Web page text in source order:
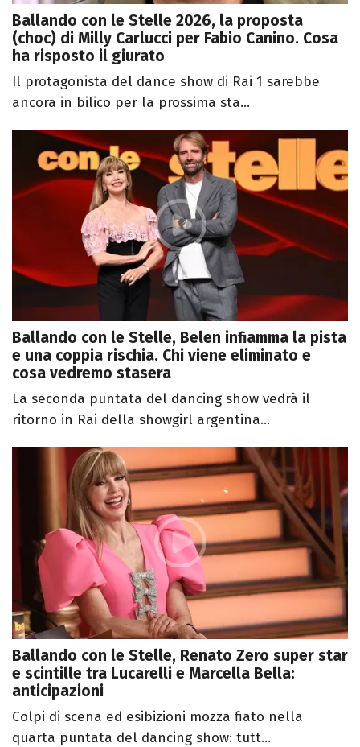
Ballando con le Stelle 2026, la proposta
(choc) di Milly Carlucci per Fabio Canino. Cosa
ha risposto il giurato
Il protagonista del dance show di Rai 1 sarebbe
ancora in bilico per la prossima sta...
Ballando con le Stelle, Belen infiamma la pista
e una coppia rischia. Chi viene eliminato e
cosa vedremo stasera
La seconda puntata del dancing show vedrà il
ritorno in Rai della showgirl argentina...
Ballando con le Stelle, Renato Zero super star
e scintille tra Lucarelli e Marcella Bella:
anticipazioni
Colpi di scena ed esibizioni mozza fiato nella
quarta puntata del dancing show: tutt...